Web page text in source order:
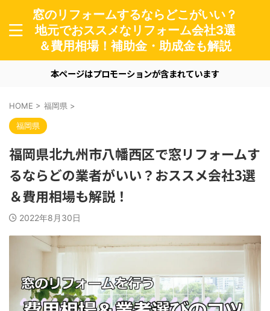
窓のリフォームするならどこがいい？
地元でおススメなリフォーム会社3選
＆費用相場！補助金・助成金も解説
本ページはプロモーションが含まれています
HOME > 福岡県 >
福岡県
福岡県北九州市八幡西区で窓リフォームす
るならどの業者がいい？おススメ会社3選
＆費用相場も解説！
2022年8月30日